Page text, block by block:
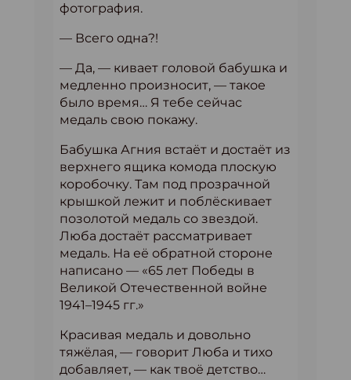
фотография.
— Всего одна?!
— Да, — кивает головой бабушка и
медленно произносит, — такое
было время… Я тебе сейчас
медаль свою покажу.
Бабушка Агния встаёт и достаёт из
верхнего ящика комода плоскую
коробочку. Там под прозрачной
крышкой лежит и поблёскивает
позолотой медаль со звездой.
Люба достаёт рассматривает
медаль. На её обратной стороне
написано — «65 лет Победы в
Великой Отечественной войне
1941–1945 гг.»
Красивая медаль и довольно
тяжёлая, — говорит Люба и тихо
добавляет, — как твоё детство…